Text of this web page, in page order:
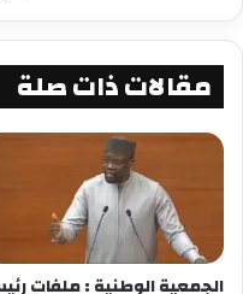
مقالات ذات صلة
الجمعية الوطنية : ملفات